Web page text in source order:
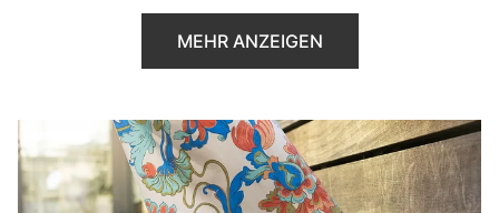
MEHR ANZEIGEN